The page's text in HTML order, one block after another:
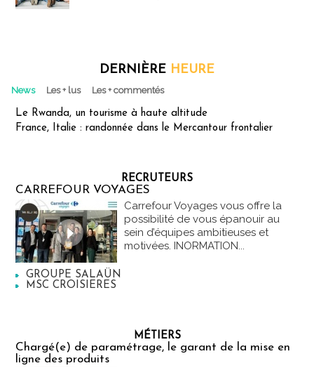
DERNIÈRE HEURE
News Les + lus Les + commentés
Le Rwanda, un tourisme à haute altitude
France, Italie : randonnée dans le Mercantour frontalier
RECRUTEURS
CARREFOUR VOYAGES
Carrefour Voyages vous offre la
possibilité de vous épanouir au
sein d’équipes ambitieuses et
motivées. INORMATION...
GROUPE SALAÜN
MSC CROISIERES
MÉTIERS
Chargé(e) de paramétrage, le garant de la mise en
ligne des produits